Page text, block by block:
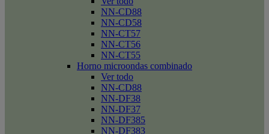
NN-CD88
NN-CD58
NN-CT57
NN-CT56
NN-CT55
Horno microondas combinado
Ver todo
NN-CD88
NN-DF38
NN-DF37
NN-DF385
NN-DF383